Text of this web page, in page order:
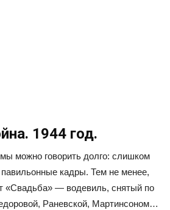
1944 год.
можно говорить долго: слишком
кадры. Тем не менее,
«Свадьба» — водевиль, снятый по
Раневской, Мартинсоном…